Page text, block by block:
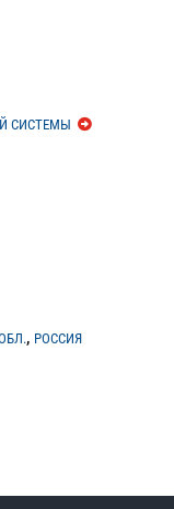
СИСТЕМЫ
, РОССИЯ